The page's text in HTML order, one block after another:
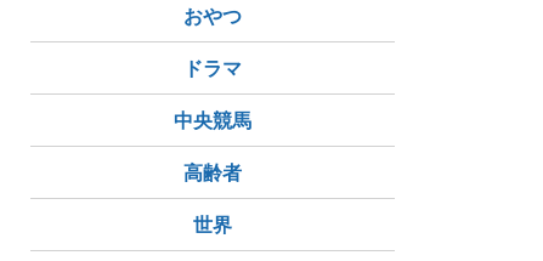
おやつ
ドラマ
中央競馬
高齢者
世界